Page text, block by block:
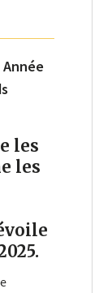
Année
les
les